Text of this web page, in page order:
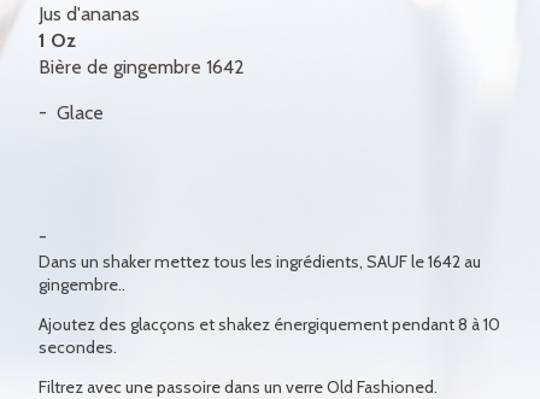
Jus d'ananas
1 Oz
Bière de gingembre 1642
Glace
Dans un shaker mettez tous les ingrédients, SAUF le 1642 au
gingembre..
Ajoutez des glacçons et shakez énergiquement pendant 8 à 10
secondes.
Filtrez avec une passoire dans un verre Old Fashioned.